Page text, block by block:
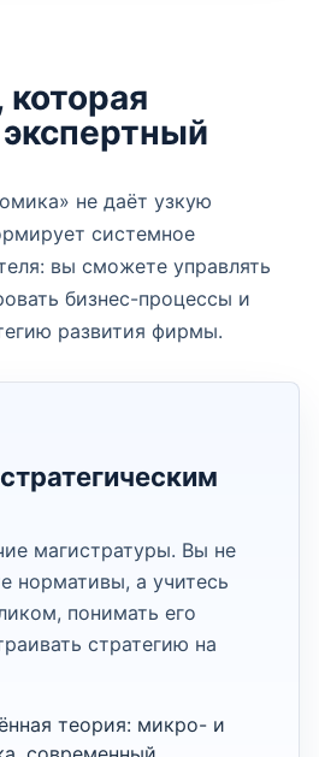
не даёт узкую
системное
вы сможете управлять
бизнес-процессы и
развития фирмы.
магистратуры. Вы не
нормативы, а учитесь
понимать его
стратегию на
теория: микро- и